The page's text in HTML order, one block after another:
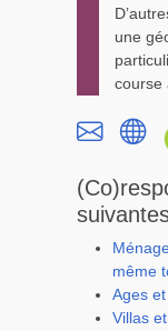
une
course
même
Ages
Villas